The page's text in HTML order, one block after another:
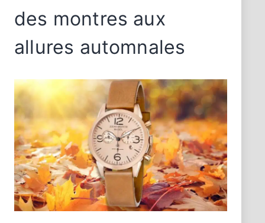
des montres aux
allures automnales